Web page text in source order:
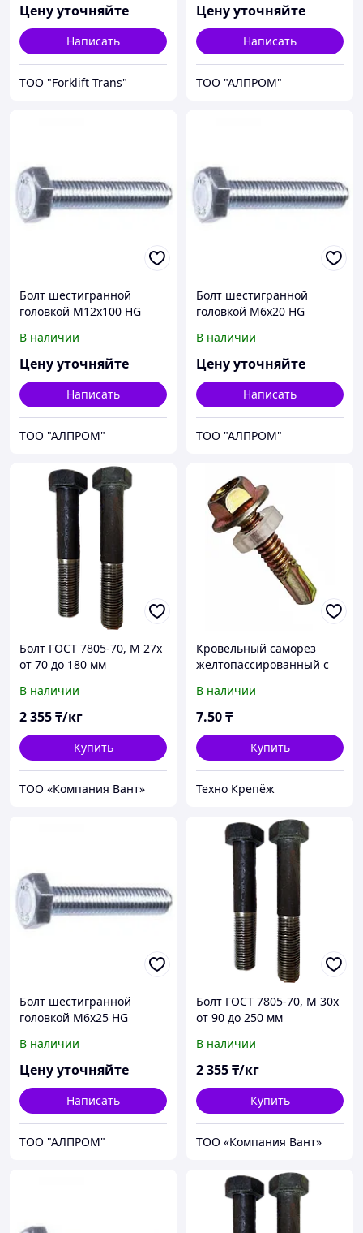
Цену уточняйте
Написать
ТОО "Forklift Trans"
Цену уточняйте
Написать
ТОО "АЛПРОМ"
Болт шестигранной
головкой М12х100 HG
В наличии
Цену уточняйте
Написать
ТОО "АЛПРОМ"
Болт шестигранной
головкой М6х20 HG
В наличии
Цену уточняйте
Написать
ТОО "АЛПРОМ"
Болт ГОСТ 7805-70, М 27х
от 70 до 180 мм
В наличии
2 355₸/кг
Купить
ТОО «Компания Вант»
Кровельный саморез
желтопассированный с
силиконовой прокладкой
5.5х25
В наличии
7.50₸
Купить
Техно Крепёж
Болт шестигранной
головкой М6х25 HG
В наличии
Цену уточняйте
Написать
ТОО "АЛПРОМ"
Болт ГОСТ 7805-70, М 30х
от 90 до 250 мм
В наличии
2 355₸/кг
Купить
ТОО «Компания Вант»